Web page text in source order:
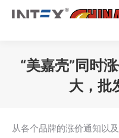
“美嘉壳”同时
大，批
从各个品牌的涨价通知以